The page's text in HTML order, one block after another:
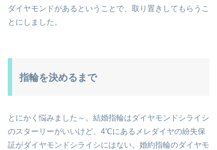
ダイヤモンドがあるということで、取り置きしてもらうこ
とにしました。
指輪を決めるまで
とにかく悩みました～。結婚指輪はダイヤモンドシライシ
のスターリーがいいけど、4℃にあるメレダイヤの紛失保
証がダイヤモンドシライシにはない。婚約指輪のダイヤモ